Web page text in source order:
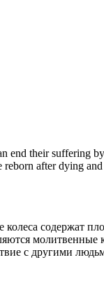
Siddhartha was a Hindu prince.
death outside the palace walls,
Лет
end their suffering
after dying
содержат
молитвенные
с другими